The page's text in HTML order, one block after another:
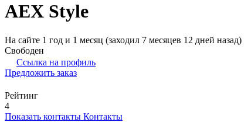
AEX Style
На сайте 1 год и 1 месяц (заходил 7 месяцев 12 дней назад)
Свободен
Ссылка на профиль
Предложить заказ
Рейтинг
4
Показать контакты Контакты